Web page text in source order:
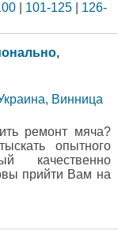
101-125
126-
Винница
ремонт мяча?
опытного
качественно
прийти Вам на